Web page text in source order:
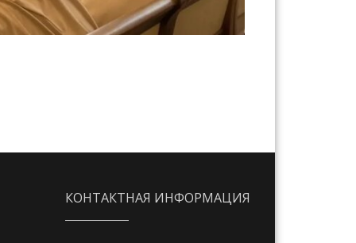
КОНТАКТНАЯ ИНФОРМАЦИЯ